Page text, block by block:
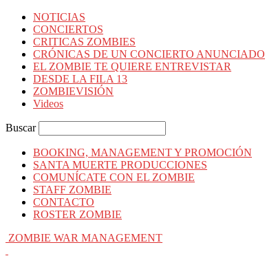
NOTICIAS
CONCIERTOS
CRITICAS ZOMBIES
CRÓNICAS DE UN CONCIERTO ANUNCIADO
EL ZOMBIE TE QUIERE ENTREVISTAR
DESDE LA FILA 13
ZOMBIEVISIÓN
Videos
Buscar
BOOKING, MANAGEMENT Y PROMOCIÓN
SANTA MUERTE PRODUCCIONES
COMUNÍCATE CON EL ZOMBIE
STAFF ZOMBIE
CONTACTO
ROSTER ZOMBIE
ZOMBIE WAR MANAGEMENT